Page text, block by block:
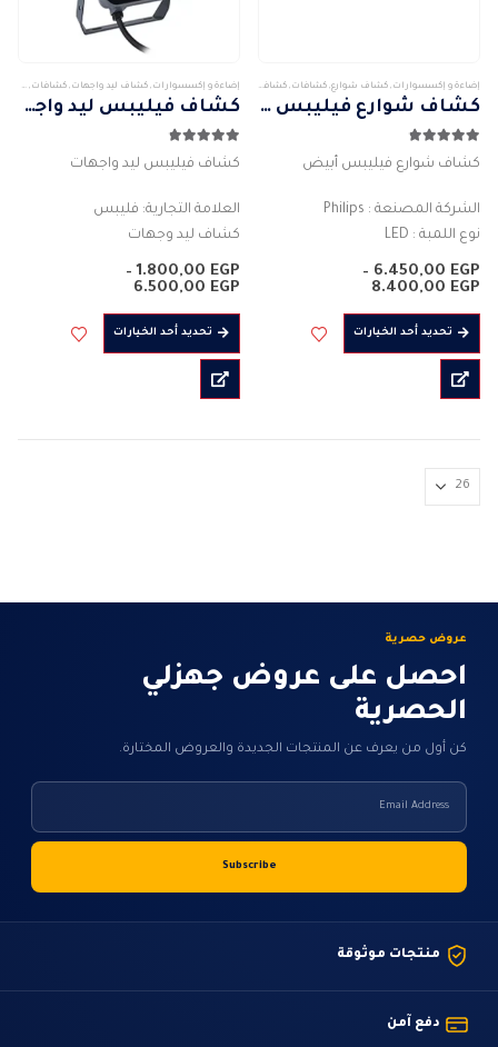
إضاءة و إكسسوارات , كشاف شوارع, كشافات , كشافات خارجى
كشاف شوارع فيليبس أبيض
4.80 من 5
كشاف شوارع فيليبس أبيض
الشركة المصنعة : Philips
نوع اللمبة : LED
التطبيق الأساسي: إلاضاءة الخارجية
( اضاءة شوارع )
مادة الجسم سبائك الألومنيوم
والزجاج
القوة الفعلية : 70
التدفق…
6.450,00 EGP
–
8.400,00 EGP
من
خلال
تحديد أحد الخياراتهناك
العديد
من
الأشكال
المنتج.
يمكن
صفحة
المنتج
إضاءة و إكسسوارات , كشاف ليد واجهات , كشافات ,
كشاف فيليبس ليد واجهات أبيض
4.80
كشاف فيليبس ليد واجهات
العلامة التجارية: فليبس
كشاف ليد وجهات
مستطيل الشكل
اللون : الابيض مع الاسود
الاضاءة : الابيض – الابيض الدافىء
القوة الفعلية للكشاف : 30 واط -…
1.800,00 EGP
–
6.500,00 EGP
من
خلال
تحديد أحد الخياراتهناك
العديد
من
الأشكال
صفحة
عروض حصرية
احصل على عروض جهزلي
الحصرية
كن أول من يعرف عن المنتجات الجديدة والعروض المختارة.
منتجات موثوقة
دفع آمن